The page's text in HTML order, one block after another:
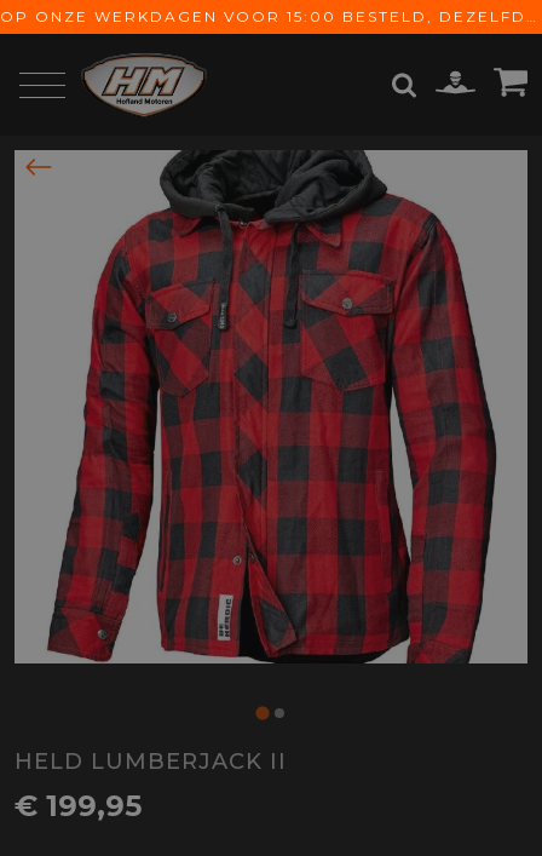
OP ONZE WERKDAGEN VOOR 15:00 BESTELD, DEZELFDE DAG VERZONDEN! GRATIS VERZENDING VANAF € 65,-
HELD LUMBERJACK II
€ 199,95